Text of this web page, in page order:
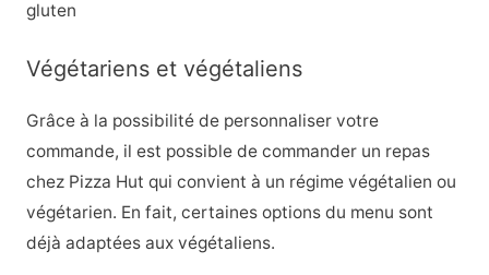
gluten
Végétariens et végétaliens
Grâce à la possibilité de personnaliser votre
commande, il est possible de commander un repas
chez Pizza Hut qui convient à un régime végétalien ou
végétarien. En fait, certaines options du menu sont
déjà adaptées aux végétaliens.